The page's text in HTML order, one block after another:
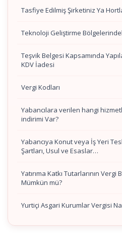
Tasfiye Edilmiş Şirketiniz Ya
Teknoloji Geliştirme
Teşvik Belgesi Kapsamında
KDV İadesi
Vergi Kodları
Yabancılara verilen hangi
indirimi Var?
Yabancıya Konut veya İş Yeri
Şartları, Usul ve Esaslar…
Yatırıma Katkı Tutarlarının
Mümkün mü?
Yurtiçi Asgari Kurumlar Vergisi